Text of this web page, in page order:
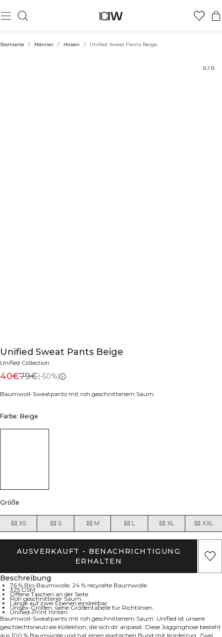
Startseite / Männer / Hosen / Unified Sweat Pants Beige
0 / 0
Unified Sweat Pants Beige
Unified Collection
40€79€(-50%)
Baumwoll-Sweatpants mit roh geschnittenem Saum.
Farbe: Beige
Größe
XS S M L XL XXL
AUSVERKAUFT - BENACHRICHTIGUNG
ERHALTEN
Beschreibung
76 % Bio-Baumwolle, 24 % recycelte Baumwolle
325 GSM
Offene Taschen an der Seite
Roh geschnittener Saum
Länge auf zwei Ebenen einstellbar
Unisex-Größen, siehe Größentabelle für Richtlinien
Unified-Print hinten
Baumwoll-Sweatpants mit roh geschnittenem Saum. Unified ist unsere
geschlechtsneutrale Kollektion, die sich dir anpasst. Diese Jogginghose besteht
aus 100 % Baumwolle und hat einen elastischen Bund mit Kordelzug. Zwei